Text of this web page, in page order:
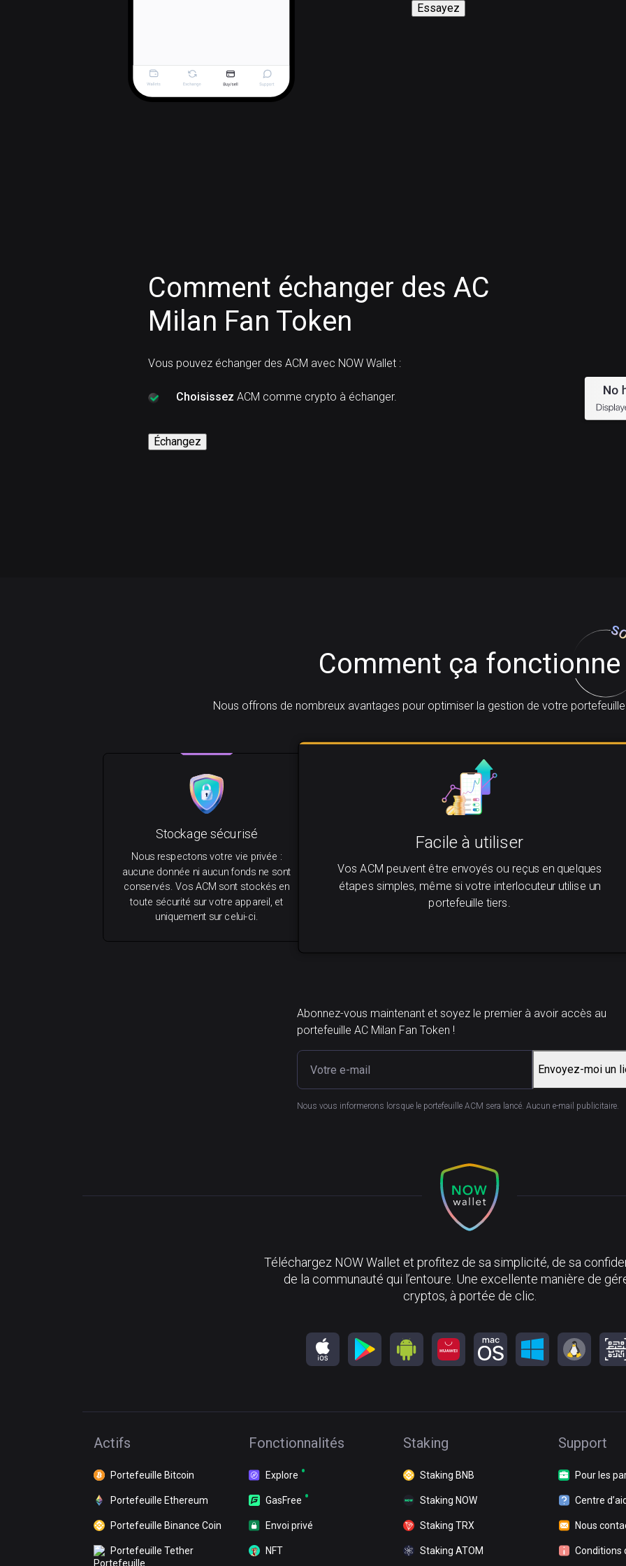
Essayez
Comment échanger des AC
Milan Fan Token
Vous pouvez échanger des ACM avec NOW Wallet :
Choisissez ACM comme crypto à échanger.
Échangez
Comment ça fonctionne
Nous offrons de nombreux avantages pour optimiser la gestion de votre portefeuille
Facile à utiliser
Vos ACM peuvent être envoyés ou reçus en quelques
étapes simples, même si votre interlocuteur utilise un
portefeuille tiers.
Stockage sécurisé
Nous respectons votre vie privée :
aucune donnée ni aucun fonds ne sont
conservés. Vos ACM sont stockés en
toute sécurité sur votre appareil, et
uniquement sur celui-ci.
Abonnez-vous maintenant et soyez le premier à avoir accès au
portefeuille AC Milan Fan Token !
Envoyez-moi un
Nous vous informerons lorsque le portefeuille ACM sera lancé. Aucun e-mail publicitaire.
Téléchargez NOW Wallet et profitez de sa simplicité, de sa
de la communauté qui l’entoure. Une excellente manière de
cryptos, à portée de clic.
Actifs
Portefeuille Bitcoin
Portefeuille Ethereum
Portefeuille Binance Coin
Portefeuille Tether
Fonctionnalités
Explore
GasFree
Envoi privé
NFT
Staking
Staking BNB
Staking NOW
Staking TRX
Staking ATOM
Support
Pour les
Centre
Nous
Conditions